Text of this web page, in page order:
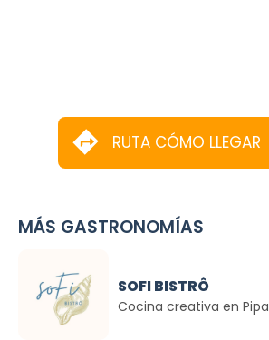
RUTA CÓMO LLEGAR
MÁS GASTRONOMÍAS
SOFI BISTRÔ
Cocina creativa en Pipa